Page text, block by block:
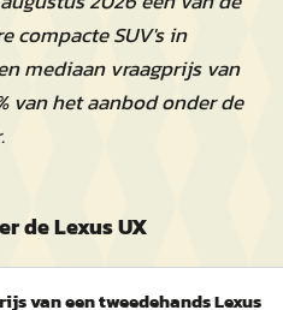
compacte SUV's in
mediaan vraagprijs van
van het aanbod onder de
de Lexus UX
van een tweedehands Lexus